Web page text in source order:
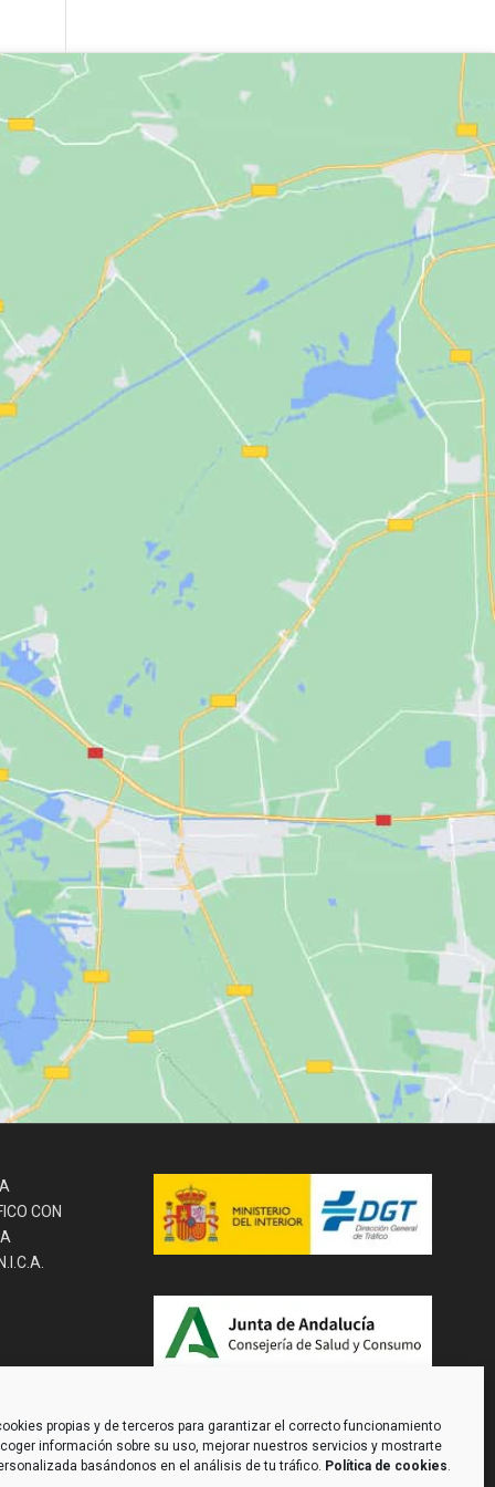
propias y de terceros para garantizar el correcto funcionamiento
información sobre su uso, mejorar nuestros servicios y mostrarte
basándonos en el análisis de tu tráfico. Política de cookies.
CON